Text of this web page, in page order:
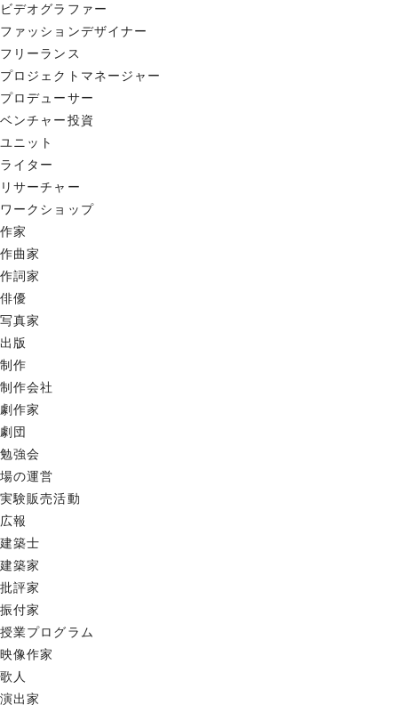
ビデオグラファー
ファッションデザイナー
フリーランス
プロジェクトマネージャー
プロデューサー
ベンチャー投資
ユニット
ライター
リサーチャー
ワークショップ
作家
作曲家
作詞家
俳優
写真家
出版
制作
制作会社
劇作家
劇団
勉強会
場の運営
実験販売活動
広報
建築士
建築家
批評家
振付家
授業プログラム
映像作家
歌人
演出家